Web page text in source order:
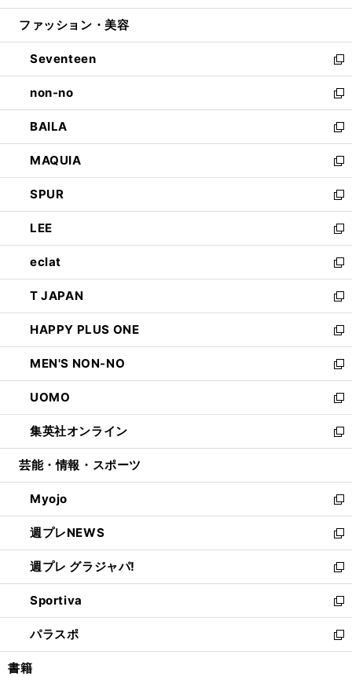
開
ウ
開
く
ン
ウ
で
開
く
ウ
ン
ド
ウ
で
開
く
ファッション・美容
Seventeen
新
し
い
ウ
ィ
ン
ド
ウ
で
開
く
non-no
新
し
い
ウ
ィ
ン
ド
ウ
で
開
く
BAILA
新
し
い
ウ
ィ
ン
ド
ウ
で
開
く
MAQUIA
新
し
い
ウ
ィ
ン
ド
ウ
で
開
く
SPUR
新
し
い
ウ
ィ
ン
ド
ウ
で
開
く
LEE
新
し
い
ウ
ィ
ン
ド
ウ
で
開
く
eclat
新
し
い
ウ
ィ
ン
ド
ウ
で
開
く
T JAPAN
新
し
い
ウ
ィ
ン
ド
ウ
で
開
HAPPY PLUS ONE
新
し
い
ウ
ィ
ン
ド
ウ
開
く
MEN'S NON-NO
新
し
い
ウ
ィ
ン
ウ
で
開
く
UOMO
新
し
い
ウ
ン
ド
ウ
で
開
く
集英社オンライン
新
し
ウ
ィ
ン
ド
ウ
で
開
く
芸能・情報・スポーツ
Myojo
新
し
い
ウ
ィ
ン
ド
ウ
で
開
週プレNEWS
新
し
い
ウ
ィ
ン
ド
ウ
週プレ グラジャパ!
新
し
い
ウ
ィ
ン
Sportiva
新
し
い
ウ
パラスポ
新
し
書籍